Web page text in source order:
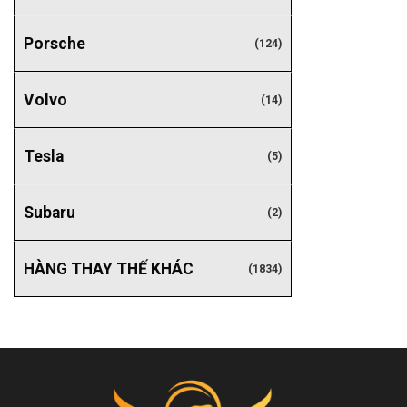
Porsche (124)
Volvo (14)
Tesla (5)
Subaru (2)
HÀNG THAY THẾ KHÁC (1834)